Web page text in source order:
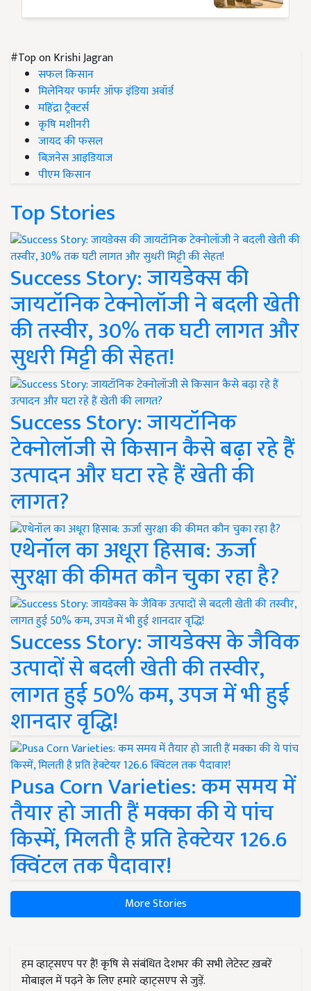
#Top on Krishi Jagran
सफल किसान
मिलेनियर फार्मर ऑफ इंडिया अवॉर्ड
महिंद्रा ट्रैक्टर्स
कृषि मशीनरी
जायद की फसल
बिज़नेस आइडियाज
पीएम किसान
Top Stories
Success Story: जायडेक्स की
जायटॉनिक टेक्नोलॉजी ने बदली खेती
की तस्वीर, 30% तक घटी लागत और
सुधरी मिट्टी की सेहत!
Success Story: जायटॉनिक
टेक्नोलॉजी से किसान कैसे बढ़ा रहे हैं
उत्पादन और घटा रहे हैं खेती की
लागत?
एथेनॉल का अधूरा हिसाब: ऊर्जा
सुरक्षा की कीमत कौन चुका रहा है?
Success Story: जायडेक्स के जैविक
उत्पादों से बदली खेती की तस्वीर,
लागत हुई 50% कम, उपज में भी हुई
शानदार वृद्धि!
Pusa Corn Varieties: कम समय में
तैयार हो जाती हैं मक्का की ये पांच
किस्में, मिलती है प्रति हेक्टेयर 126.6
क्विंटल तक पैदावार!
More Stories
हम व्हाट्सएप पर हैं! कृषि से संबंधित देशभर की सभी लेटेस्ट ख़बरें
मोबाइल में पढ़ने के लिए हमारे व्हाट्सएप से जुड़ें.